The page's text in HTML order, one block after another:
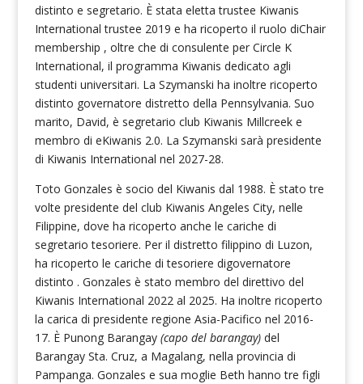
distinto e segretario. È stata eletta trustee Kiwanis
International trustee 2019 e ha ricoperto il ruolo diChair
membership , oltre che di consulente per Circle K
International, il programma Kiwanis dedicato agli
studenti universitari. La Szymanski ha inoltre ricoperto
distinto governatore distretto della Pennsylvania. Suo
marito, David, è segretario club Kiwanis Millcreek e
membro di eKiwanis 2.0. La Szymanski sarà presidente
di Kiwanis International nel 2027-28.
Toto Gonzales è socio del Kiwanis dal 1988. È stato tre
volte presidente del club Kiwanis Angeles City, nelle
Filippine, dove ha ricoperto anche le cariche di
segretario tesoriere. Per il distretto filippino di Luzon,
ha ricoperto le cariche di tesoriere digovernatore
distinto . Gonzales è stato membro del direttivo del
Kiwanis International 2022 al 2025. Ha inoltre ricoperto
la carica di presidente regione Asia-Pacifico nel 2016-
17. È Punong Barangay (capo del barangay)del
Barangay Sta. Cruz, a Magalang, nella provincia di
Pampanga. Gonzales e sua moglie Beth hanno tre figli